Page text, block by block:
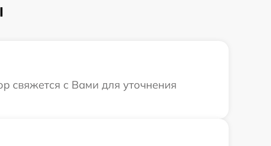
свяжется с Вами для уточнения